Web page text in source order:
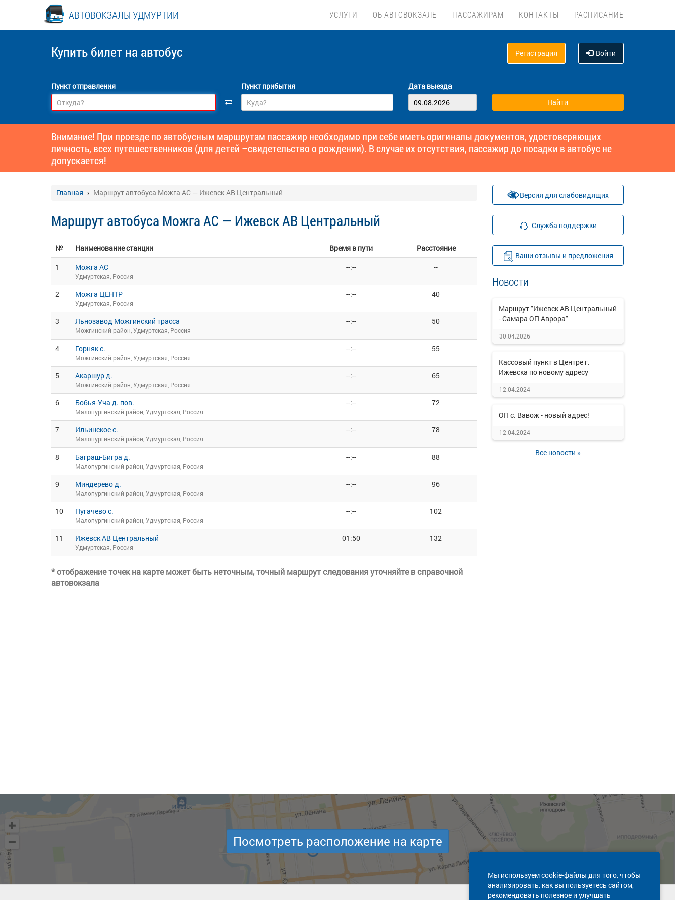
АВТОВОКЗАЛЫ УДМУРТИИ УСЛУГИ ОБ АВТОВОКЗАЛЕ ПАССАЖИРАМ КОНТАКТЫ РАСПИСАНИЕ
Купить билет на автобус Регистрация Войти
Пункт отправления Пункт прибытия Дата выезда
Внимание! При проезде по автобусным маршрутам пассажир необходимо при себе иметь оригиналы документов, удостоверяющих
личность, всех путешественников (для детей –свидетельство о рождении). В случае их отсутствия, пассажир до посадки в автобус не
допускается!
Главная Маршрут автобуса Можга АС — Ижевск АВ Центральный
Маршрут автобуса Можга АС — Ижевск АВ Центральный
№ Наименование станции Время в пути
Расстояние
1
Можга АС
Удмуртская, Россия
--:-- --
2 Можга ЦЕНТР
Удмуртская, Россия
--:-- 40
3 Льнозавод Можгинский трасса
Можгинский район, Удмуртская, Россия
--:-- 50
4 Горняк с.
Можгинский район, Удмуртская, Россия
--:-- 55
5 Акаршур д.
Можгинский район, Удмуртская, Россия
--:-- 65
6 Бобья-Уча д. пов.
Малопургинский район, Удмуртская, Россия
--:-- 72
7 Ильинское с.
Малопургинский район, Удмуртская, Россия
--:-- 78
8 Баграш-Бигра д.
Малопургинский район, Удмуртская, Россия
--:-- 88
9 Миндерево д.
Малопургинский район, Удмуртская, Россия
--:-- 96
10 Пугачево с.
Малопургинский район, Удмуртская, Россия
--:-- 102
11 Ижевск АВ Центральный
Удмуртская, Россия
01:50 132
* отображение точек на карте может быть неточным, точный маршрут следования уточняйте в справочной
автовокзала
Версия для слабовидящих
Служба поддержки
Ваши отзывы и предложения
Новости
Маршрут "Ижевск АВ Центральный
- Самара ОП Аврора"
30.04.2026
Кассовый пункт в Центре г.
Ижевска по новому адресу
12.04.2024
ОП с. Вавож - новый адрес!
12.04.2024
Все новости »
Мы используем cookie-файлы для того, чтобы
анализировать, как вы пользуетесь сайтом,
рекомендовать полезное и улучшать
Посмотреть расположение на карте